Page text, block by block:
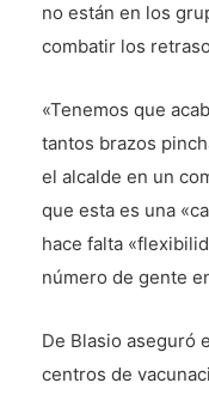
no están en los
combatir los
«Tenemos que
tantos brazos
el alcalde en un
que esta es una
hace falta
número de gente
De Blasio aseguró
centros de